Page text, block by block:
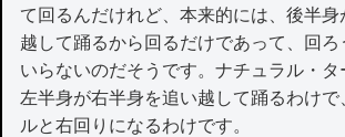
て回るんだけれど、本来的には、後半身
越して踊るから回るだけであって、回ろ
いらないのだそうです。ナチュラル・タ
左半身が右半身を追い越して踊るわけ
ルと右回りになるわけです。